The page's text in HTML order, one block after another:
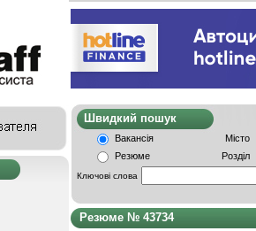
Швидкий
Вакансія
Місто
Резюме
Розділ
Ключові слова
Резюме № 43734